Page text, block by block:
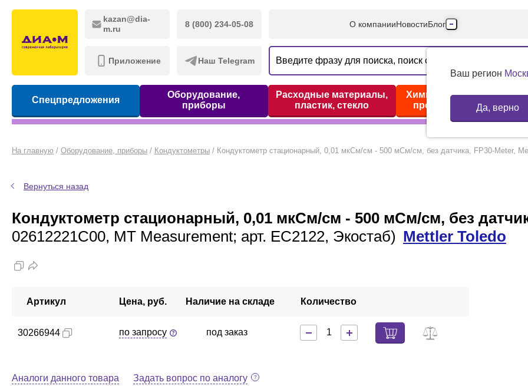
kazan@dia-
m.ru
8 (800) 234-05-08
Приложение Наш Telegram
О компанииНовостиБлог
Производители
Партнеры
Контакты
Ваш регион
Да, верно
Спецпредложения
Оборудование,
приборы
Расходные материалы,
пластик, стекло
Химические реактивы,
препараты, наборы
На главную / Оборудование, приборы / Кондуктометры / Кондуктометр стационарный, 0,01 мкСм/см - 500 мСм/см, без датчика, FP30-Meter,
Вернуться назад
Кондуктометр стационарный, 0,01 мкСм/см - 500 мСм/см, без
02612221C00, MT Measurement; арт. EC2122, Экостаб) Mettler Toledo
Артикул Цена, руб. Наличие на складе Количество
30266944 по запросу под заказ
Аналоги данного товара Задать вопрос по аналогу